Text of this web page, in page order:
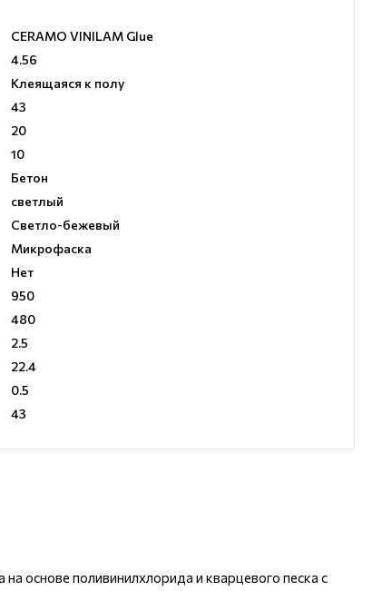
CERAMO VINILAM Glue
4.56
Клеящаяся к полу
43
20
10
Бетон
светлый
Светло-бежевый
Микрофаска
Нет
950
480
2.5
22.4
0.5
43
основе поливинилхлорида и кварцевого песка с